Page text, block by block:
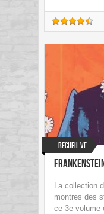
Recueil VF
La collection
montres des
ce 3e volume